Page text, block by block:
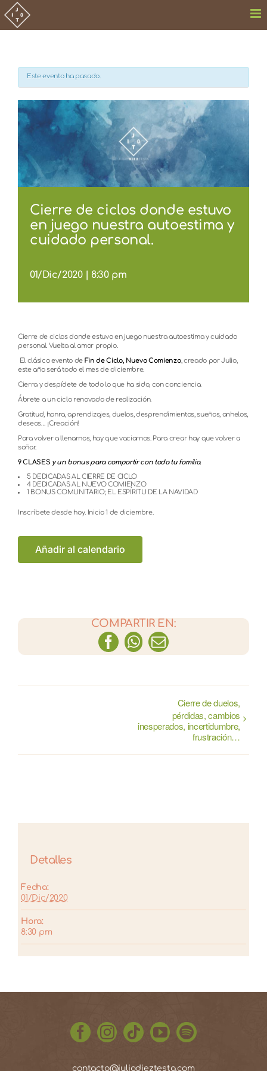
Saltar
al
contenido
Este evento ha pasado.
Cierre de ciclos donde estuvo
en juego nuestra autoestima y
cuidado personal.
01/Dic/2020 | 8:30 pm
Cierre de ciclos donde estuvo en juego nuestra autoestima y cuidado
personal. Vuelta al amor propio.
El clásico evento de Fin de Ciclo, Nuevo Comienzo, creado por Julio,
este año será todo el mes de diciembre.
Cierra y despídete de todo lo que ha sido, con conciencia.
Ábrete a un ciclo renovado de realización.
Gratitud, honra, aprendizajes, duelos, desprendimientos, sueños, anhelos,
deseos… ¡Creación!
Para volver a llenarnos, hay que vaciarnos. Para crear hay que volver a
soñar.
9 CLASES y un bonus para compartir con toda tu familia.
5 DEDICADAS AL CIERRE DE CICLO
4 DEDICADAS AL NUEVO COMIENZO
1 BONUS COMUNITARIO; EL ESPÍRITU DE LA NAVIDAD
Inscríbete desde hoy. Inicio 1 de diciembre.
Añadir al calendario
COMPARTIR EN:
Facebook
WhatsApp
Correo
Cierre de duelos,
pérdidas, cambios
inesperados, incertidumbre,
frustración…
Detalles
Fecha:
01/Dic/2020
Hora:
8:30 pm
contacto@juliodieztesta.com